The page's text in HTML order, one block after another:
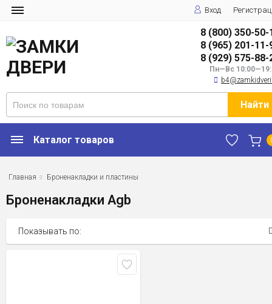
Вход
8 (800) 350-50-
8 (965) 201-11-
8 (929) 575-88-
Пн—Вс
Найти
Каталог товаров
Главная Броненакладки и пластины
Броненакладки Agb
Показывать по: